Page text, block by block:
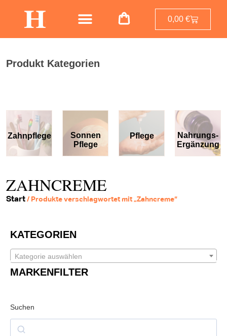
0,00€
Produkt Kategorien
Zahnpflege
Sonnen
Pflege
Pflege
Nahrungs-
Ergänzung
ZAHNCREME
Start/ Produkte verschlagwortet mit „Zahncreme“
KATEGORIEN
Kategorie auswählen
MARKENFILTER
Suchen